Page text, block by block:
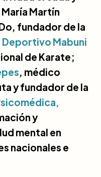
Martín
fundador de la
Deportivo Mabuni
de Karate;
, médico
y fundador de la
y
mental en
nacionales e